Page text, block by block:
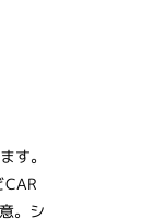
す。
CAR
。シ